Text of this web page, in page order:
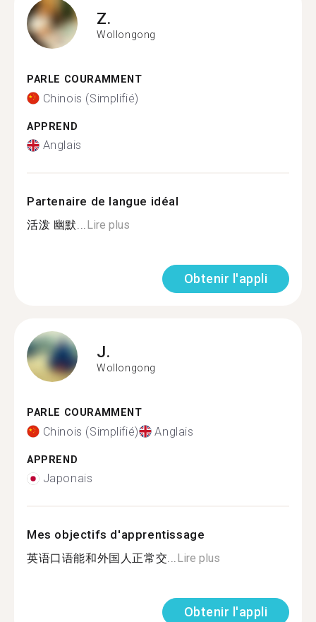
Z.
Wollongong
PARLE COURAMMENT
Chinois (Simplifié)
APPREND
Anglais
Partenaire de langue idéal
活泼 幽默...Lire plus
Obtenir l'appli
J.
Wollongong
PARLE COURAMMENT
Chinois (Simplifié) Anglais
APPREND
Japonais
Mes objectifs d'apprentissage
英语口语能和外国人正常交...Lire plus
Obtenir l'appli